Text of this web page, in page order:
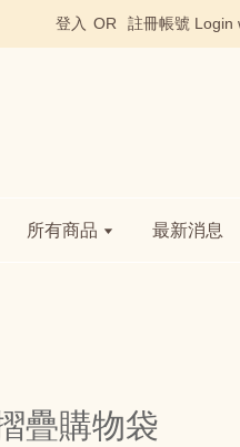
登入 OR 註冊帳號 Login
所有商品 最新消息
疊購物袋